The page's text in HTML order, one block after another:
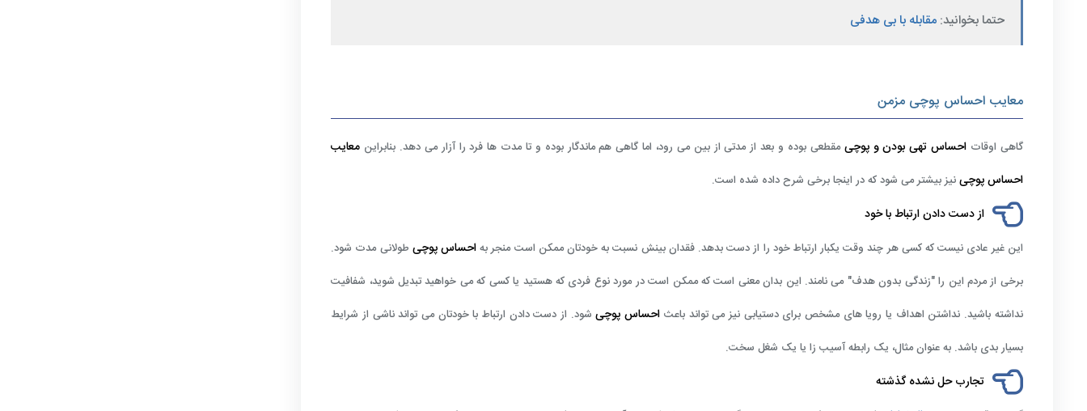
حتما بخوانید: مقابله با بی هدفی
معایب احساس پوچی مزمن
گاهی اوقات احساس تهی بودن و پوچیمقطعی بوده و بعد از مدتی از بین می رود، اما گاهی هم ماندگار بوده و تا مدت ها فرد را آزار می دهد. بنابراین معایب
احساس پوچینیز بیشتر می شود که در اینجا برخی شرح داده شده است.
از دست دادن ارتباط با خود
این غیر عادی نیست که کسی هر چند وقت یکبار ارتباط خود را از دست بدهد. فقدان بینش نسبت به خودتان ممکن است منجر بهاحساس پوچی طولانی مدت شود.
برخی از مردم این را "زندگی بدون هدف" می نامند. این بدان معنی است که ممکن است در مورد نوع فردی که هستید یا کسی که می خواهید تبدیل شوید، شفافیت
نداشته باشید. نداشتن اهداف یا رویا های مشخص برای دستیابی نیز می تواند باعث احساس پوچیشود. از دست دادن ارتباط با خودتان می تواند ناشی از شرایط
بسیار بدی باشد. به عنوان مثال، یک رابطه آسیب زا یا یک شغل سخت.
تجارب حل نشده گذشته